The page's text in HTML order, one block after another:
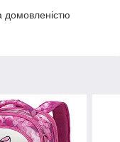
домовленістю